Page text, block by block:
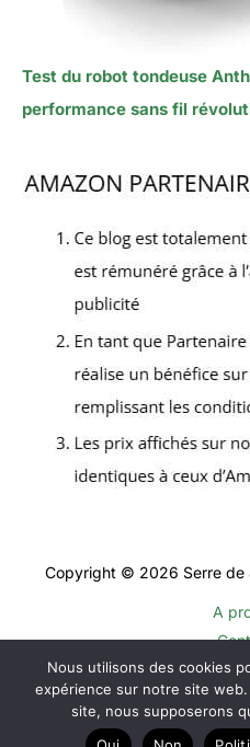
Test du robot tondeuse
performance sans fil
Copyright © 2026 Serre de
A
Plan
Politique de
Nous utilisons des cookies
expérience sur notre site
site, nous supposerons